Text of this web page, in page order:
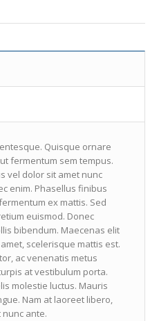
Quisque ornare
fermentum sem tempus.
vel dolor sit amet nunc
enim. Phasellus finibus
ex mattis. Sed
euismod. Donec
bibendum. Maecenas elit
scelerisque mattis est.
ac venenatis metus
at vestibulum porta.
molestie luctus. Mauris
Nam at laoreet libero,
ante.